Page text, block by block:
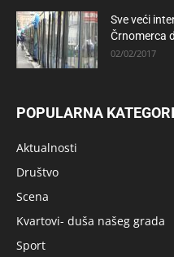
Sve veći
Črnomerca
02/02/2017
POPULARNA
Aktualnosti
Društvo
Scena
Kvartovi- duša našeg grada
Sport